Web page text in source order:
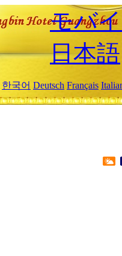
モバ
日本語
한국어 Deutsch Français